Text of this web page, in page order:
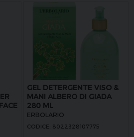
GEL DETERGENTE VISO &
MANI ALBERO DI GIADA
280 ML
ERBOLARIO
CODICE: 8022328107775